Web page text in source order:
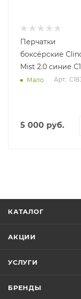
Перчатки
боксёрские
Mist 2.0 синие
Мало Арт.:
5 000 руб.
КАТАЛОГ
АКЦИИ
УСЛУГИ
БРЕНДЫ